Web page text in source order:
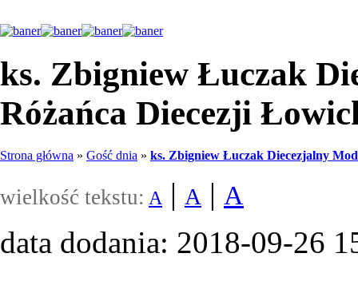
ks. Zbigniew Łuczak
Różańca Diecezji
Strona główna » Gość dnia » ks. Zbigniew Łuczak Diecezjalny
wielkość tekstu: A | A | A
data dodania: 2018-09-26